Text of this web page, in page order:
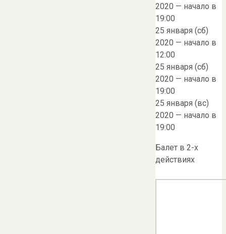
2020 — начало в
19:00
25 января (сб)
2020 — начало в
12:00
25 января (сб)
2020 — начало в
19:00
25 января (вс)
2020 — начало в
19:00
Балет в 2-х
действиях